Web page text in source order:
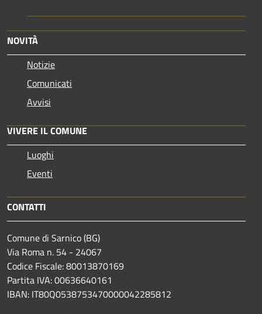
NOVITÀ
Notizie
Comunicati
Avvisi
VIVERE IL COMUNE
Luoghi
Eventi
CONTATTI
Comune di Sarnico (BG)
Via Roma n. 54 - 24067
Codice Fiscale: 80013870169
Partita IVA: 00636640161
IBAN: IT80Q0538753470000042285812